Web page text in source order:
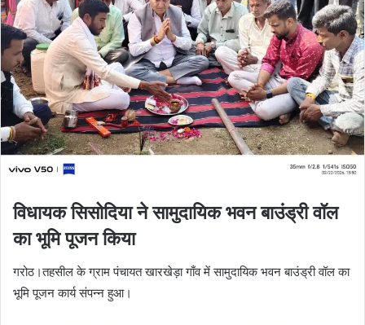
विधायक सिसोदिया ने सामुदायिक भवन बाउंड्री वॉल
का भूमि पूजन किया
गरोठ।तहसील के ग्राम पंचायत खारखेड़ा गाँव में सामुदायिक भवन बाउंड्री वॉल का
भूमि पूजन कार्य संपन्न हुआ।